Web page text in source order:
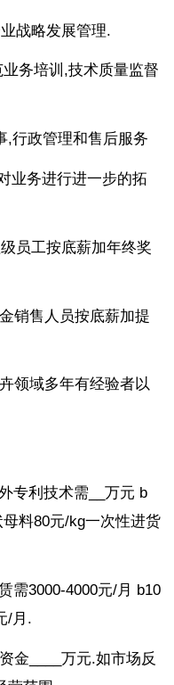
战略发展管理.
务培训,技术质量监督
,行政管理和售后服务
业务进行进一步的拓
员工按底薪加年终奖
销售人员按底薪加提
领域多年有经验者以
专利技术需__万元 b
料80元/kg一次性进货
需3000-4000元/月 b10
/月.
金____万元.如市场反